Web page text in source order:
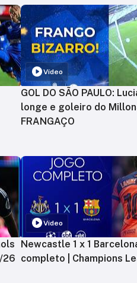
Vídeo
GOL DO SÃO PAULO:
longe e goleiro do
FRANGAÇO
26
Vídeo
Newcastle 1 x 1
completo | Champions